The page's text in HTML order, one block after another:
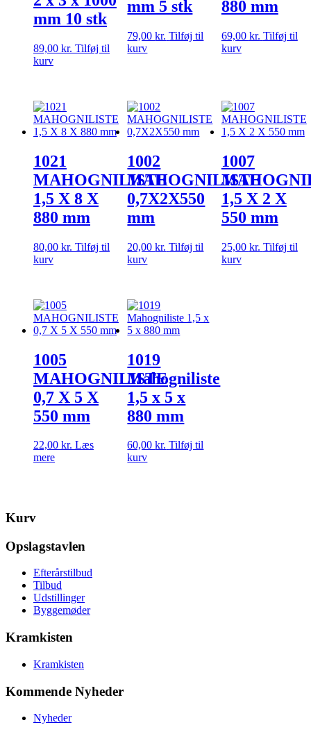
mm 10 stk
89,00 kr. Tilføj til
kurv
mm 5 stk
79,00kr. Tilføj til
kurv
880 mm
69,00 kr. Tilføj til
kurv
1021
MAHOGNILISTE
1,5 X 8 X
880 mm
80,00 kr. Tilføj til
kurv
1002
MAHOGNILISTE
0,7X2X550
mm
20,00kr. Tilføj til
kurv
1007
1,5 X 2 X
550 mm
25,00 kr. Tilføj til
kurv
1005
MAHOGNILISTE
0,7 X 5 X
550 mm
22,00 kr. Læs
mere
1019
Mahogniliste
1,5 x 5 x
880 mm
60,00kr. Tilføj til
kurv
Kurv
Opslagstavlen
Efterårstilbud
Tilbud
Udstillinger
Byggemøder
Kramkisten
Kramkisten
Kommende Nyheder
Nyheder